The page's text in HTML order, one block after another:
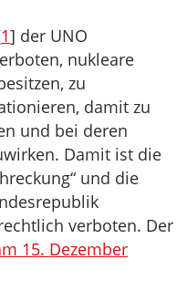
1] der UNO
nukleare
zu
damit zu
und bei deren
Damit ist die
und die
verboten. Der
15. Dezember